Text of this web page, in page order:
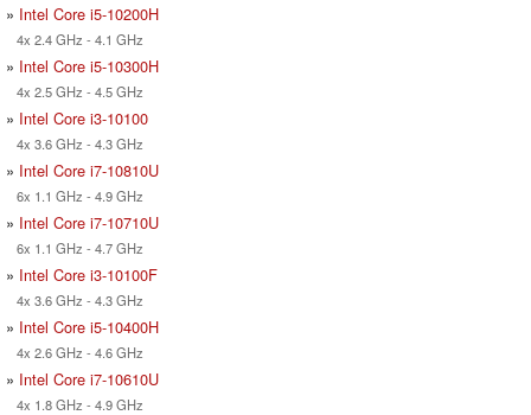
» Intel Core i5-10200H
4x 2.4 GHz - 4.1 GHz
» Intel Core i5-10300H
4x 2.5 GHz - 4.5 GHz
» Intel Core i3-10100
4x 3.6 GHz - 4.3 GHz
» Intel Core i7-10810U
6x 1.1 GHz - 4.9 GHz
» Intel Core i7-10710U
6x 1.1 GHz - 4.7 GHz
» Intel Core i3-10100F
4x 3.6 GHz - 4.3 GHz
» Intel Core i5-10400H
4x 2.6 GHz - 4.6 GHz
» Intel Core i7-10610U
4x 1.8 GHz - 4.9 GHz